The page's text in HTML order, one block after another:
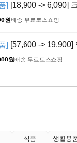
] [18,900 -> 6,090]
원배송 무료 토스쇼핑
] [57,600 -> 19,900]
원배송 무료 토스쇼핑
식품 생활용